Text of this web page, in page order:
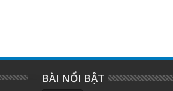
BÀI NỔI BẬT